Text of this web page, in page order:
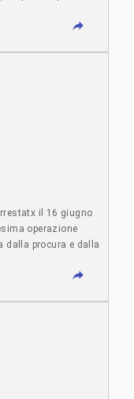
per Pietro! Il
“terrorismo della
il 16 giugno
operazione
dalla procura e dalla
di varie case di
da Bologna a